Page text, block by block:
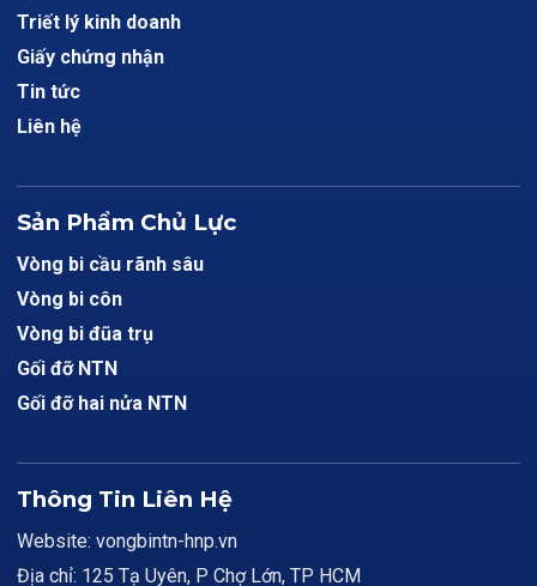
Triết lý kinh doanh
Giấy chứng nhận
Tin tức
Liên hệ
Sản Phẩm Chủ Lực
Vòng bi cầu rãnh sâu
Vòng bi côn
Vòng bi đũa trụ
Gối đỡ NTN
Gối đỡ hai nửa NTN
Thông Tin Liên Hệ
Website: vongbintn-hnp.vn
Địa chỉ: 125 Tạ Uyên, P Chợ Lớn, TP HCM